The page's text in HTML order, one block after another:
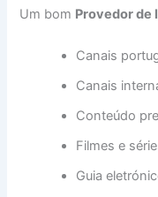
Um bom Provedor de
Canais
Canais
Conteúdo
Filmes e
Guia